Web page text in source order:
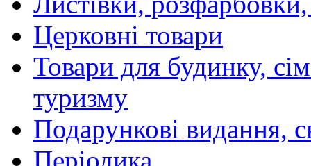
Церковні товари
Товари для будинку,
туризму
Подарункові видання,
Періодика